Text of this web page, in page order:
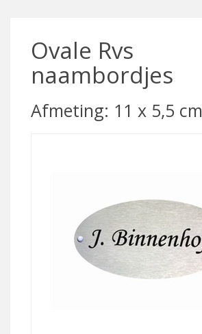
Ovale Rvs
naambordjes
Afmeting: 11 x 5,5 cm